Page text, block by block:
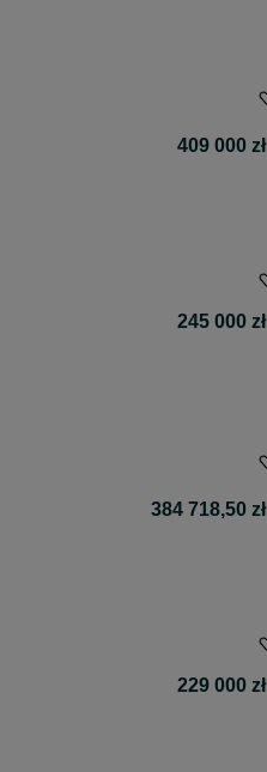
409 000 zł
245 000 zł
384 718,50 zł
229 000 zł